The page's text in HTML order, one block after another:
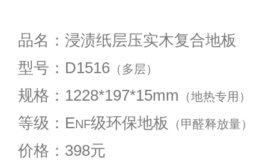
品名：浸渍纸层压实木复合地板
型号：D1516 （多层）
规格：1228*197*15mm （地热专用）
等级：ENF级环保地板 （甲醛释放量）
价格：398元